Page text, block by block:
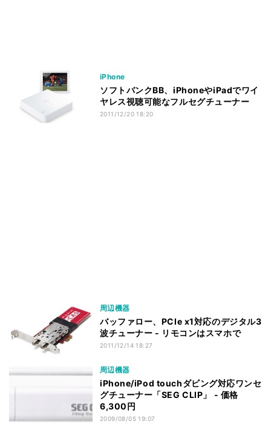
iPhone
ソフトバンクBB、iPhoneやiPadでワイ
ヤレス視聴可能なフルセグチューナー
2011/12/20 18:20
周辺機器
バッファロー、PCIe x1対応のデジタル3
波チューナー - リモコンはスマホで
2011/12/14 18:27
周辺機器
iPhone/iPod touchダビング対応ワンセ
グチューナー「SEG CLIP」 - 価格
6,300円
2009/08/05 19:07